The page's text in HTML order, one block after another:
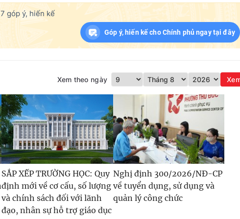
góp ý, hiến kế
Góp ý, hiến kế cho Chính phủ ngay tại đây
Xem theo ngày
SẮP XẾP TRƯỜNG HỌC: Quy
định mới về cơ cấu, số lượng
và chính sách đối với lãnh
đạo, nhân sự hỗ trợ giáo dục
Nghị định 300/2026/NĐ-CP
về tuyển dụng, sử dụng và
quản lý công chức